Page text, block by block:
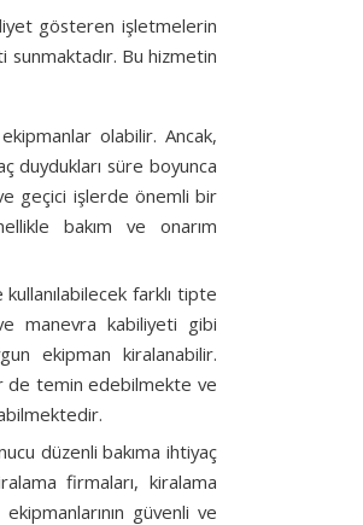
gösteren işletmelerin
sunmaktadır. Bu hizmetin
olabilir. Ancak,
duydukları süre boyunca
geçici işlerde önemli bir
bakım ve onarım
farklı tipte
manevra kabiliyeti gibi
ekipman kiralanabilir.
de temin edebilmekte ve
düzenli bakıma ihtiyaç
firmaları, kiralama
ekipmanlarının güvenli ve